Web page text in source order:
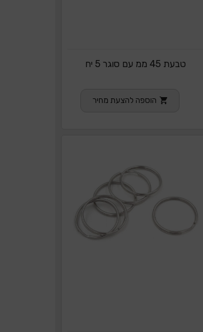
טבעת 45 ממ עם סוגר 5 יח
הוספה להצעת מחיר